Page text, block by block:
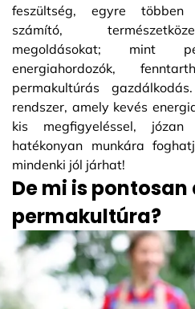
feszültség, egyre többen
számító,
megoldásokat; mint
energiahordozók,
permakultúrás
rendszer, amely kevés
kis megfigyeléssel,
hatékonyan munkára
mindenki jól járhat!
De mi is pontosan
permakultúra?